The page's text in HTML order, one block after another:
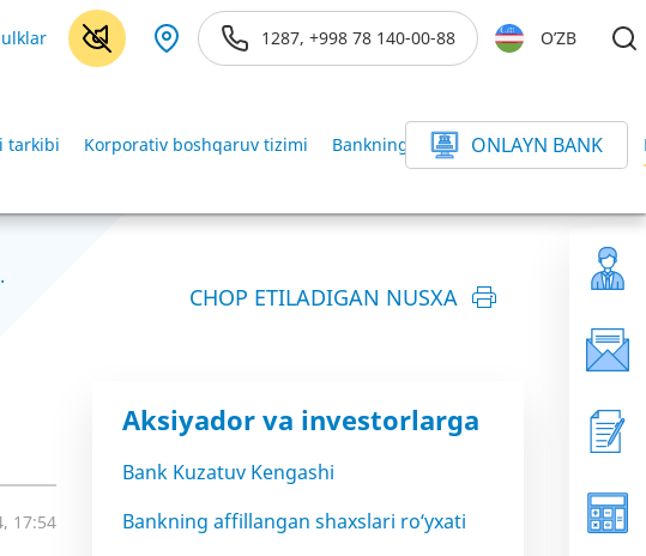
1287, +998 78 140-00-88 O’ZB
tarkibi Korporativ boshqaruv tizimi Bankning yillik moliyaviy hisobotlari
ONLAYN BANK
CHOP ETILADIGAN NUSXA
17:54
Aksiyador va investorlarga
Bank Kuzatuv Kengashi
Bankning affillangan shaxslari ro‘yxati